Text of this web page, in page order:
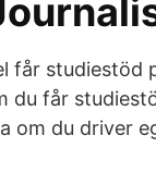
får studiestöd
du får
om du driver